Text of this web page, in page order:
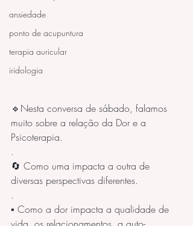
ansiedade
ponto de acupuntura
terapia auricular
iridologia
🔹Nesta conversa de sábado, falamos
muito sobre a relação da Dor e a
Psicoterapia.
.
🔄 Como uma impacta a outra de
diversas perspectivas diferentes.
.
▪️ Como a dor impacta a qualidade de